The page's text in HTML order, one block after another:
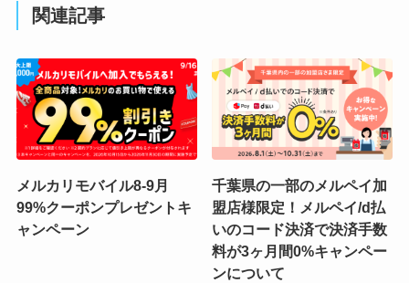
関連記事
メルカリモバイル8-9月
99%クーポンプレゼントキ
ャンペーン
千葉県の一部のメルペイ加
盟店様限定！メルペイ/d払
いのコード決済で決済手数
料が3ヶ月間0%キャンペー
ンについて